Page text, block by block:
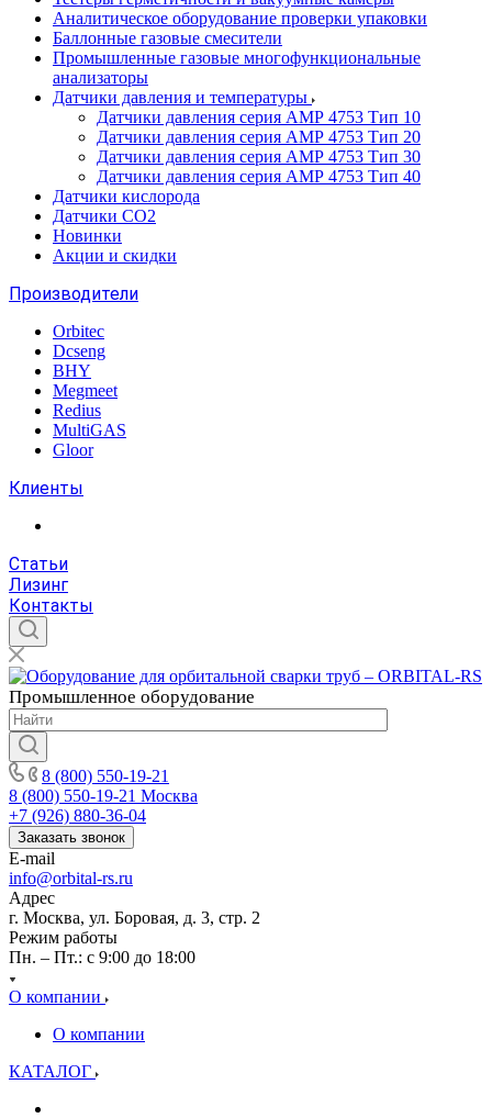
Аналитическое оборудование проверки упаковки
Баллонные газовые смесители
Промышленные газовые многофункциональные
анализаторы
Датчики давления и температуры
Датчики давления серия АМР 4753 Тип 10
Датчики давления серия АМР 4753 Тип 20
Датчики давления серия АМР 4753 Тип 30
Датчики давления серия АМР 4753 Тип 40
Датчики кислорода
Датчики CO2
Новинки
Акции и скидки
Производители
Orbitec
Dcseng
BHY
Megmeet
Redius
MultiGAS
Gloor
Клиенты
Статьи
Лизинг
Контакты
Промышленное оборудование
8 (800) 550-19-21
8 (800) 550-19-21 Москва
+7 (926) 880-36-04
Заказать звонок
E-mail
info@orbital-rs.ru
Адрес
г. Москва, ул. Боровая, д. 3, стр. 2
Режим работы
Пн. – Пт.: с 9:00 до 18:00
О компании
О компании
КАТАЛОГ